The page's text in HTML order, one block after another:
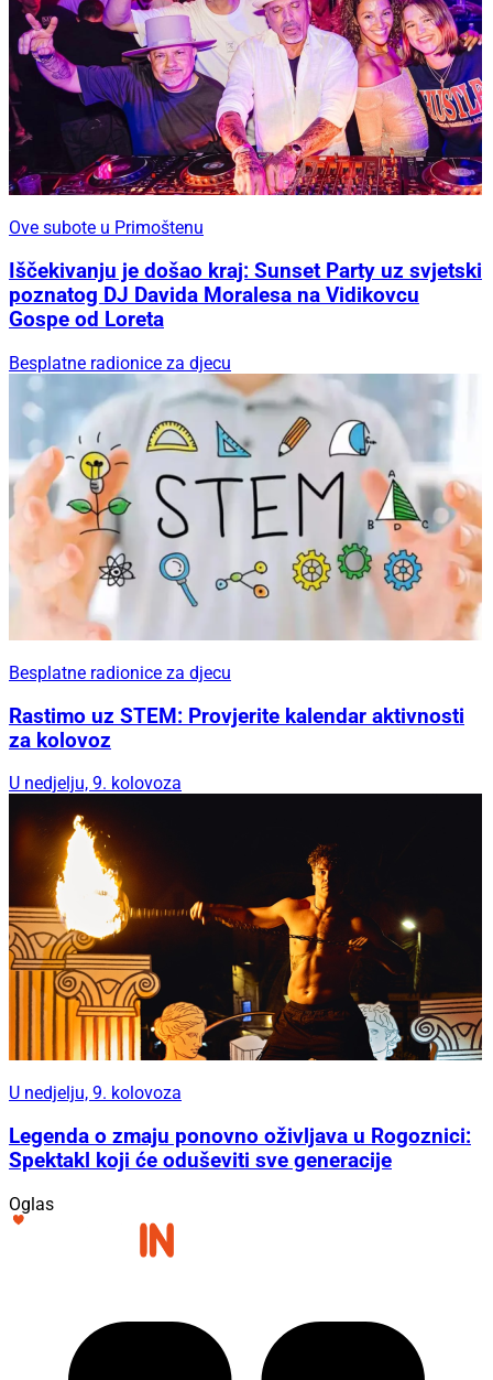
Ove subote u Primoštenu
Iščekivanju je došao kraj: Sunset Party uz svjetski
poznatog DJ Davida Moralesa na Vidikovcu
Gospe od Loreta
Besplatne radionice za djecu
Besplatne radionice za djecu
Rastimo uz STEM: Provjerite kalendar aktivnosti
za kolovoz
U nedjelju, 9. kolovoza
U nedjelju, 9. kolovoza
Legenda o zmaju ponovno oživljava u Rogoznici:
Spektakl koji će oduševiti sve generacije
Oglas